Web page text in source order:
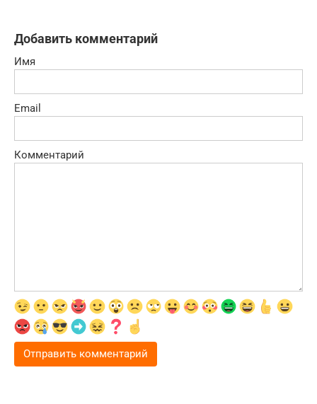
Добавить комментарий
Имя
Email
Комментарий